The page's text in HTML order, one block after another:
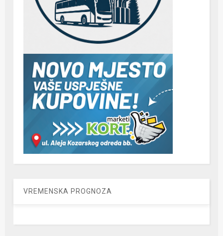
VREMENSKA PROGNOZA